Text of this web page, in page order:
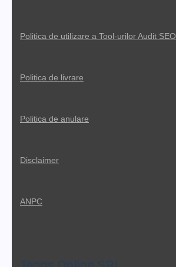
Politica de utilizare a Tool-urilor Audit SEO
Politica de livrare
Politica de anulare
Disclaimer
ANPC